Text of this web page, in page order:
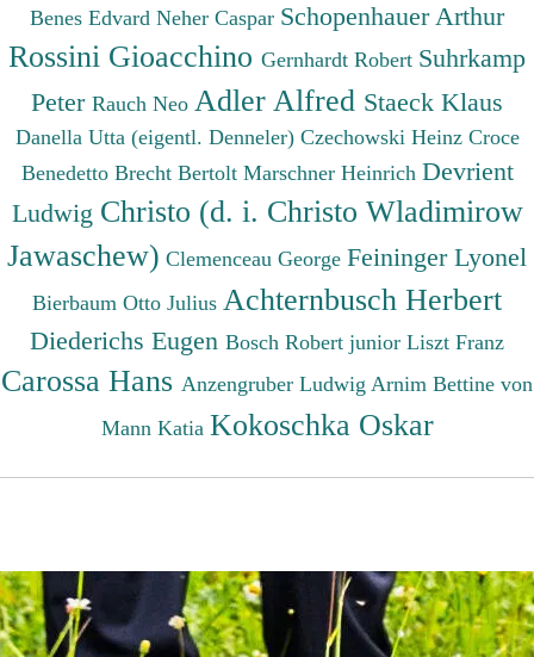
Benes Edvard Neher Caspar Schopenhauer Arthur
Rossini Gioacchino Gernhardt Robert Suhrkamp
Peter Rauch Neo Adler Alfred Staeck Klaus
Danella Utta (eigentl. Denneler) Czechowski Heinz Croce
Benedetto Brecht Bertolt Marschner Heinrich Devrient
Ludwig Christo (d. i. Christo Wladimirow
Jawaschew) Clemenceau George Feininger Lyonel
Bierbaum Otto Julius Achternbusch Herbert
Diederichs Eugen Bosch Robert junior Liszt Franz
Carossa Hans Anzengruber Ludwig Arnim Bettine von
Mann Katia Kokoschka Oskar